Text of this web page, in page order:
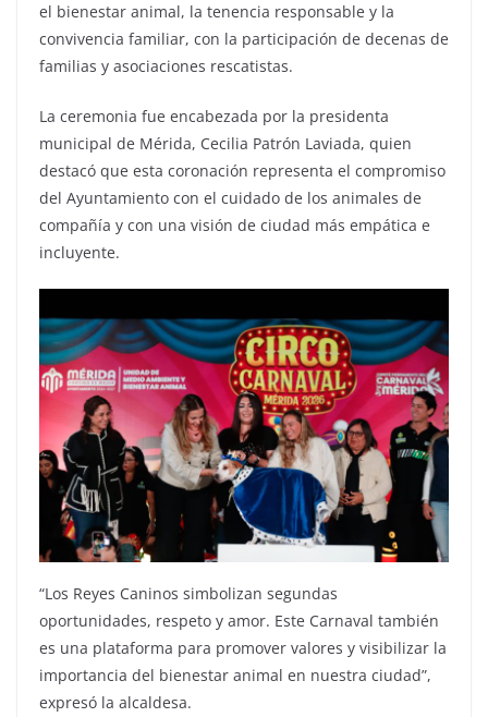
el bienestar animal, la tenencia responsable y la
convivencia familiar, con la participación de decenas de
familias y asociaciones rescatistas.
La ceremonia fue encabezada por la presidenta
municipal de Mérida, Cecilia Patrón Laviada, quien
destacó que esta coronación representa el compromiso
del Ayuntamiento con el cuidado de los animales de
compañía y con una visión de ciudad más empática e
incluyente.
“Los Reyes Caninos simbolizan segundas
oportunidades, respeto y amor. Este Carnaval también
es una plataforma para promover valores y visibilizar la
importancia del bienestar animal en nuestra ciudad”,
expresó la alcaldesa.